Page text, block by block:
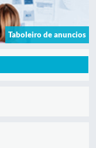
Taboleiro de anuncios